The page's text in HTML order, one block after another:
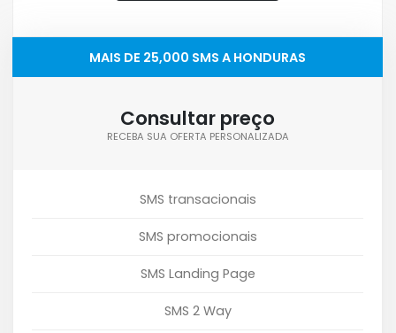
MAIS DE 25,000 SMS A HONDURAS
Consultar preço
RECEBA SUA OFERTA PERSONALIZADA
SMS transacionais
SMS promocionais
SMS Landing Page
SMS 2 Way